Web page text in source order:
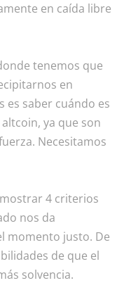
en caída libre
tenemos que
en
es saber cuándo es
ya que son
Necesitamos
4 criterios
nos da
momento justo. De
de que el
solvencia.